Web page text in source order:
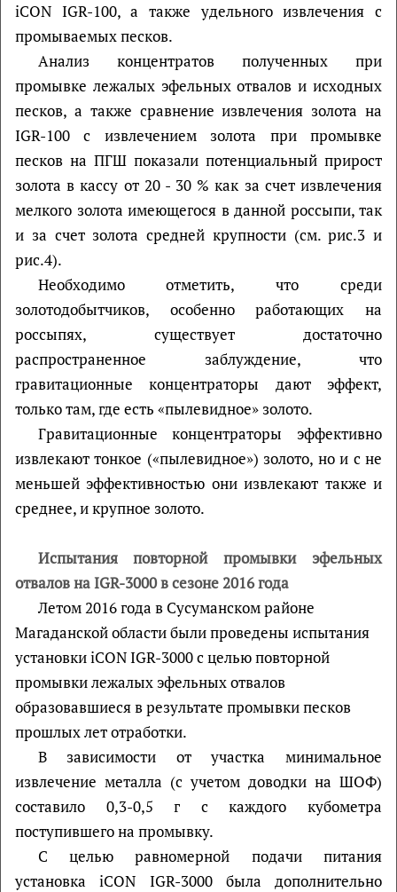
iCON IGR-100, а также удельного извлечения с
промываемых песков.
Анализ концентратов полученных при
промывке лежалых эфельных отвалов и исходных
песков, а также сравнение извлечения золота на
IGR-100 с извлечением золота при промывке
песков на ПГШ показали потенциальный прирост
золота в кассу от 20 - 30 % как за счет извлечения
мелкого золота имеющегося в данной россыпи, так
и за счет золота средней крупности (см. рис.3 и
рис.4).
Необходимо отметить, что среди
золотодобытчиков, особенно работающих на
россыпях, существует достаточно
распространенное заблуждение, что
гравитационные концентраторы дают эффект,
только там, где есть «пылевидное» золото.
Гравитационные концентраторы эффективно
извлекают тонкое («пылевидное») золото, но и с не
меньшей эффективностью они извлекают также и
среднее, и крупное золото.
Испытания повторной промывки эфельных
отвалов на IGR-3000 в сезоне 2016 года
Летом 2016 года в Сусуманском районе
Магаданской области были проведены испытания
установки iCON IGR-3000 с целью повторной
промывки лежалых эфельных отвалов
образовавшиеся в результате промывки песков
прошлых лет отработки.
В зависимости от участка минимальное
извлечение металла (с учетом доводки на ШОФ)
составило 0,3-0,5 г с каждого кубометра
поступившего на промывку.
С целью равномерной подачи питания
установка iCON IGR-3000 была дополнительно